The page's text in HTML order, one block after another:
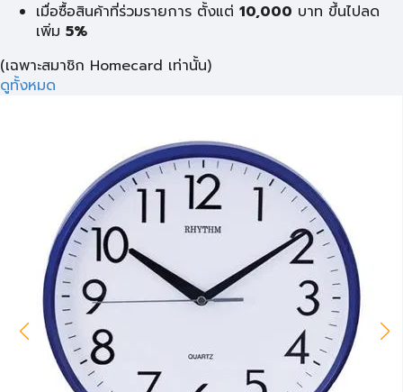
เมื่อซื้อสินค้าที่ร่วมรายการ ตั้งแต่ 10,000 บาท ขึ้นไปลด
เพิ่ม 5%
(เฉพาะสมาชิก Homecard เท่านั้น)
ดูทั้งหมด